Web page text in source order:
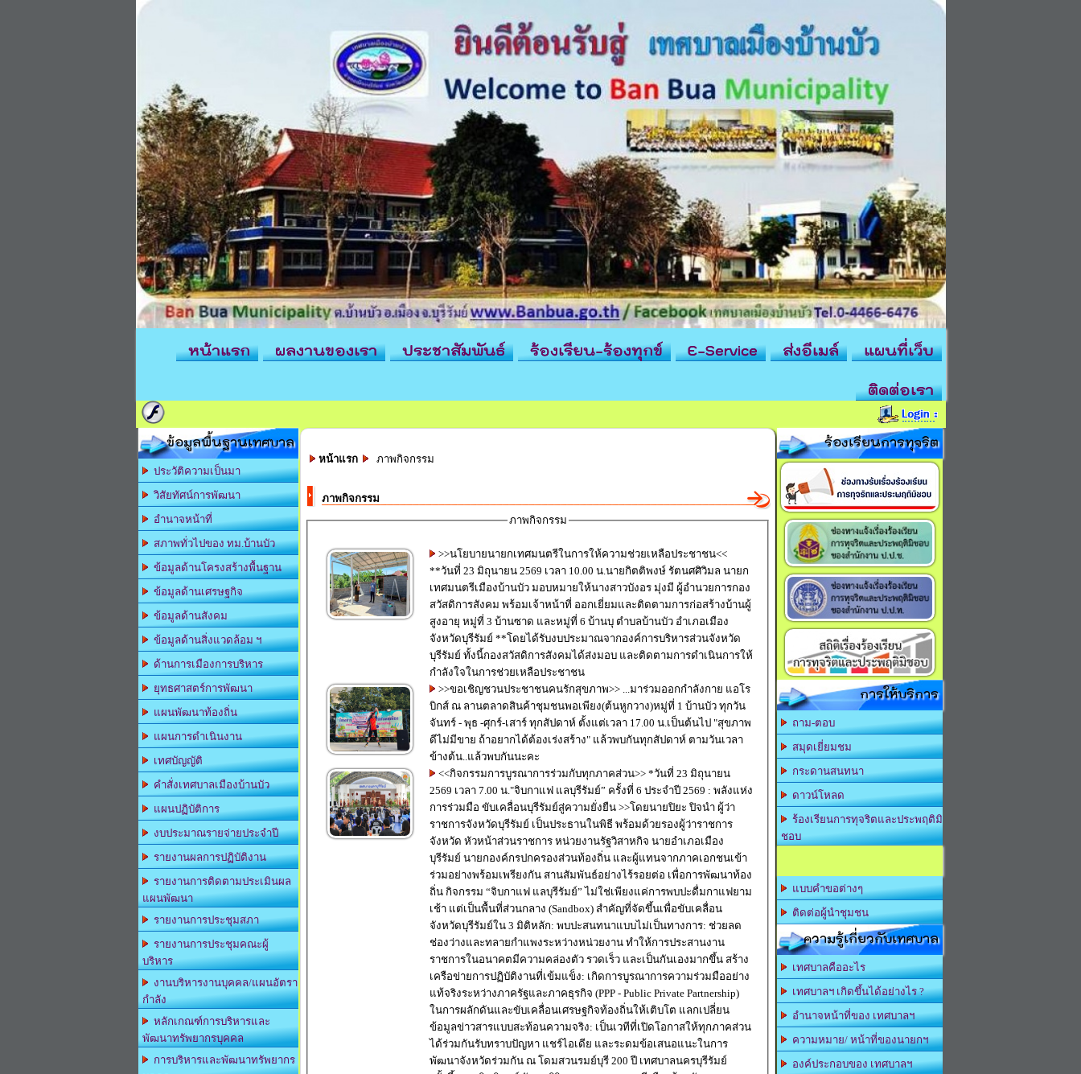
หน้าแรก ผลงานของเรา ประชาสัมพันธ์ ร้องเรียน-ร้องทุกข์ E-Service ส่งอีเมล์
แผนที่เว็บ
ติดต่อเรา
ข้อมูลพื้นฐานเทศบาล
ประวัติความเป็นมา
วิสัยทัศน์การพัฒนา
อำนาจหน้าที่
สภาพทั่วไปของ ทม.บ้านบัว
ข้อมูลด้านโครงสร้างพื้นฐาน
ข้อมูลด้านเศรษฐกิจ
ข้อมูลด้านสังคม
ข้อมูลด้านสิ่งแวดล้อม ฯ
ด้านการเมืองการบริหาร
ยุทธศาสตร์การพัฒนา
แผนพัฒนาท้องถิ่น
แผนการดำเนินงาน
เทศบัญญัติ
คำสั่งเทศบาลเมืองบ้านบัว
แผนปฏิบัติการ
งบประมาณรายจ่ายประจำปี
รายงานผลการปฏิบัติงาน
รายงานการติดตามประเมินผล
แผนพัฒนา
รายงานการประชุมสภา
รายงานการประชุมคณะผู้
บริหาร
งานบริหารงานบุคคล/แผนอัตรา
กำลัง
หลักเกณฑ์การบริหารและ
พัฒนาทรัพยากรบุคคล
การบริหารและพัฒนาทรัพยากร
หน้าแรก ภาพกิจกรรม
ภาพกิจกรรม
ภาพกิจกรรม
>>นโยบายนายกเทศมนตรีในการให้ความช่วยเหลือประชาชน<<
**วันที่ 23 มิถุนายน 2569 เวลา 10.00 น.นายกิตติพงษ์ รัตนศศิวิมล นายก
เทศมนตรีเมืองบ้านบัว มอบหมายให้นางสาวบังอร มุ่งมี ผู้อำนวยการกอง
สวัสดิการสังคม พร้อมเจ้าหน้าที่ ออกเยี่ยมและติดตามการก่อสร้างบ้านผู้
สูงอายุ หมู่ที่ 3 บ้านซาด และหมู่ที่ 6 บ้านบุ ตำบลบ้านบัว อำเภอเมือง
จังหวัดบุรีรัมย์ **โดยได้รับงบประมาณจากองค์การบริหารส่วนจังหวัด
บุรีรัมย์ ทั้งนี้กองสวัสดิการสังคมได้ส่งมอบ และติดตามการดำเนินการให้
กำลังใจในการช่วยเหลือประชาชน
>>ขอเชิญชวนประชาชนคนรักสุขภาพ>> ...มาร่วมออกกำลังกาย แอโร
บิกส์ ณ ลานตลาดสินค้าชุมชนพอเพียง(ต้นหูกวาง)หมู่ที่ 1 บ้านบัว ทุกวัน
จันทร์ - พุธ -ศุกร์-เสาร์ ทุกสัปดาห์ ตั้งแต่เวลา 17.00 น.เป็นต้นไป "สุขภาพ
ดีไม่มีขาย ถ้าอยากได้ต้องเร่งสร้าง" แล้วพบกันทุกสัปดาห์ ตามวันเวลา
ข้างต้น..แล้วพบกันนะคะ
<<กิจกรรมการบูรณาการร่วมกับทุกภาคส่วน>> *วันที่ 23 มิถุนายน
2569 เวลา 7.00 น."จิบกาแฟ แลบุรีรัมย์” ครั้งที่ 6 ประจำปี 2569 : พลังแห่ง
การร่วมมือ ขับเคลื่อนบุรีรัมย์สู่ความยั่งยืน >>โดยนายปิยะ ปิจนำ ผู้ว่า
ราชการจังหวัดบุรีรัมย์ เป็นประธานในพิธี พร้อมด้วยรองผู้ว่าราชการ
จังหวัด หัวหน้าส่วนราชการ หน่วยงานรัฐวิสาหกิจ นายอำเภอเมือง
บุรีรัมย์ นายกองค์กรปกครองส่วนท้องถิ่น และผู้แทนจากภาคเอกชนเข้า
ร่วมอย่างพร้อมเพรียงกัน สานสัมพันธ์อย่างไร้รอยต่อ เพื่อการพัฒนาท้อง
ถิ่น กิจกรรม “จิบกาแฟ แลบุรีรัมย์” ไม่ใช่เพียงแค่การพบปะดื่มกาแฟยาม
เช้า แต่เป็นพื้นที่ส่วนกลาง (Sandbox) สำคัญที่จัดขึ้นเพื่อขับเคลื่อน
จังหวัดบุรีรัมย์ใน 3 มิติหลัก: พบปะสนทนาแบบไม่เป็นทางการ: ช่วยลด
ช่องว่างและทลายกำแพงระหว่างหน่วยงาน ทำให้การประสานงาน
ราชการในอนาคตมีความคล่องตัว รวดเร็ว และเป็นกันเองมากขึ้น สร้าง
เครือข่ายการปฏิบัติงานที่เข้มแข็ง: เกิดการบูรณาการความร่วมมืออย่าง
แท้จริงระหว่างภาครัฐและภาคธุรกิจ (PPP - Public Private Partnership)
ในการผลักดันและขับเคลื่อนเศรษฐกิจท้องถิ่นให้เติบโต แลกเปลี่ยน
ข้อมูลข่าวสารแบบสะท้อนความจริง: เป็นเวทีที่เปิดโอกาสให้ทุกภาคส่วน
ได้ร่วมกันรับทราบปัญหา แชร์ไอเดีย และระดมข้อเสนอแนะในการ
พัฒนาจังหวัดร่วมกัน ณ โดมสวนรมย์บุรี 200 ปี เทศบาลนครบุรีรัมย์
ร้องเรียนการทุจริต
การให้บริการ
ถาม-ตอบ
สมุดเยี่ยมชม
กระดานสนทนา
ดาวน์โหลด
ร้องเรียนการทุจริตและประพฤติมิ
ชอบ
แบบคำขอต่างๆ
ติดต่อผู้นำชุมชน
ความรู้เกี่ยวกับเทศบาล
เทศบาลคืออะไร
เทศบาลฯ เกิดขึ้นได้อย่างไร ?
อำนาจหน้าที่ของ เทศบาลฯ
ความหมาย/ หน้าที่ของนายกฯ
องค์ประกอบของ เทศบาลฯ